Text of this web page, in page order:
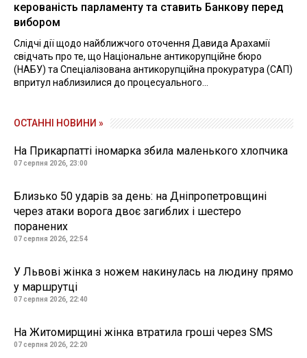
керованість парламенту та ставить Банкову перед
вибором
Слідчі дії щодо найближчого оточення Давида Арахамії
свідчать про те, що Національне антикорупційне бюро
(НАБУ) та Спеціалізована антикорупційна прокуратура (САП)
впритул наблизилися до процесуального...
ОСТАННІ НОВИНИ »
На Прикарпатті іномарка збила маленького хлопчика
07 серпня 2026, 23:00
Близько 50 ударів за день: на Дніпропетровщині
через атаки ворога двоє загиблих і шестеро
поранених
07 серпня 2026, 22:54
У Львові жінка з ножем накинулась на людину прямо
у маршрутці
07 серпня 2026, 22:40
На Житомирщині жінка втратила гроші через SMS
07 серпня 2026, 22:20